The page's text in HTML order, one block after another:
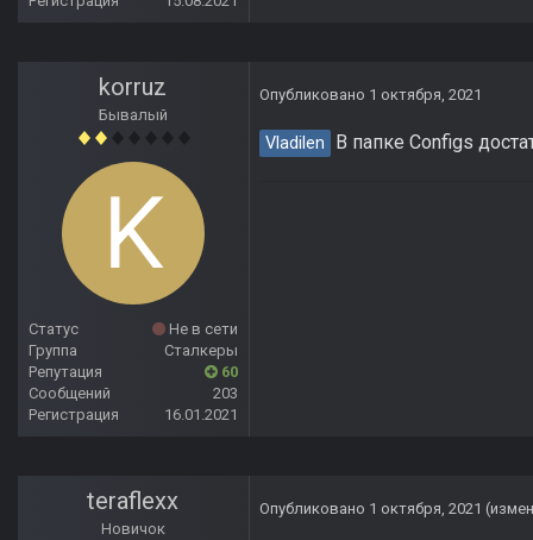
korruz
Бывалый
Статус
Не в сети
Группа
Сталкеры
Репутация
60
Сообщений
203
Регистрация
16.01.2021
Опубликовано 1 октября, 2021
Vladilen В папке Configs
teraflexx
Новичок
Опубликовано 1 октября, 2021